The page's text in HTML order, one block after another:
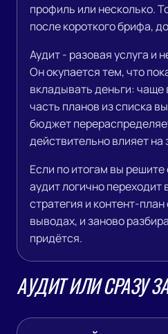
профиль или несколько.
после короткого брифа,
Аудит - разовая услуга и
Он окупается тем, что
вкладывать деньги: чаще
часть планов из списка
бюджет
действительно влияет на
Если по итогам вы
аудит логично переходит
стратегия и контент-
выводах, и заново
придётся.
АУДИТ ИЛИ СРАЗУ